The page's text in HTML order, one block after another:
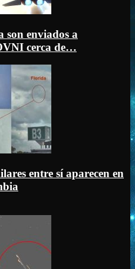
son enviados a
cerca de…
entre sí aparecen en